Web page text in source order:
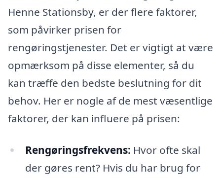
Henne Stationsby, er der flere faktorer,
som påvirker prisen for
rengøringstjenester. Det er vigtigt at være
opmærksom på disse elementer, så du
kan træffe den bedste beslutning for dit
behov. Her er nogle af de mest væsentlige
faktorer, der kan influere på prisen:
Rengøringsfrekvens: Hvor ofte skal
der gøres rent? Hvis du har brug for